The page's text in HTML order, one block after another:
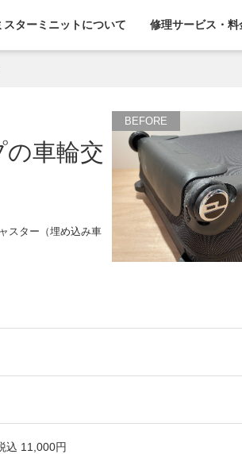
スターミニットについて 修理サービス・料
の車輪交
スター（埋め込み車
込 11,000円